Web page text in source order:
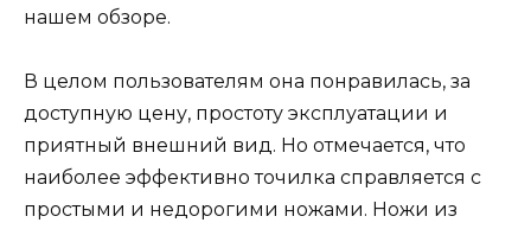
нашем обзоре.
В целом пользователям она понравилась, за
доступную цену, простоту эксплуатации и
приятный внешний вид. Но отмечается, что
наиболее эффективно точилка справляется с
простыми и недорогими ножами. Ножи из